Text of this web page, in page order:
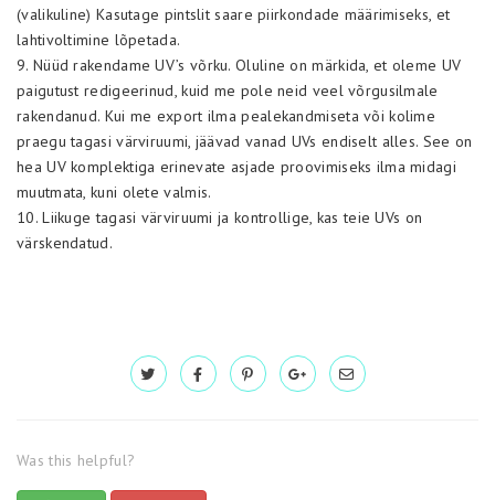
(valikuline) Kasutage pintslit saare piirkondade määrimiseks, et
lahtivoltimine lõpetada.
9. Nüüd rakendame UV’s võrku. Oluline on märkida, et oleme UV
paigutust redigeerinud, kuid me pole neid veel võrgusilmale
rakendanud. Kui me export ilma pealekandmiseta või kolime
praegu tagasi värviruumi, jäävad vanad UVs endiselt alles. See on
hea UV komplektiga erinevate asjade proovimiseks ilma midagi
muutmata, kuni olete valmis.
10. Liikuge tagasi värviruumi ja kontrollige, kas teie UVs on
värskendatud.
Was this helpful?